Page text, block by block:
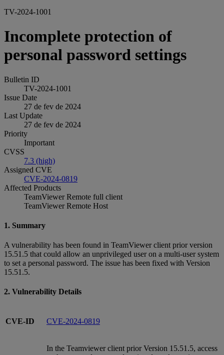
TV-2024-1001
Incomplete protection of
personal password settings
Bulletin ID
TV-2024-1001
Issue Date
27 de fev de 2024
Last Update
27 de fev de 2024
Priority
Important
CVSS
7.3 (high)
Assigned CVE
CVE-2024-0819
Affected Products
TeamViewer Remote full client
TeamViewer Remote Host
1. Summary
A vulnerability has been found in TeamViewer client prior version
15.51.5 that could allow an unprivileged user on a multi-user system
to set a personal password. The issue has been fixed with Version
15.51.5.
2. Vulnerability Details
CVE-ID CVE-2024-0819
In the Teamviewer client prior Version 15.51.5, access